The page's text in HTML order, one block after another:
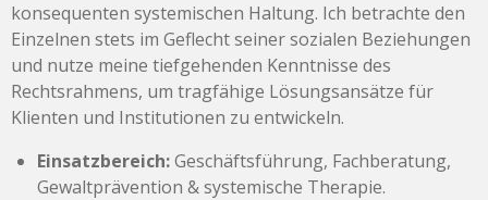
konsequenten systemischen Haltung. Ich betrachte den
Einzelnen stets im Geflecht seiner sozialen Beziehungen
und nutze meine tiefgehenden Kenntnisse des
Rechtsrahmens, um tragfähige Lösungsansätze für
Klienten und Institutionen zu entwickeln.
Einsatzbereich:Geschäftsführung, Fachberatung,
Gewaltprävention & systemische Therapie.